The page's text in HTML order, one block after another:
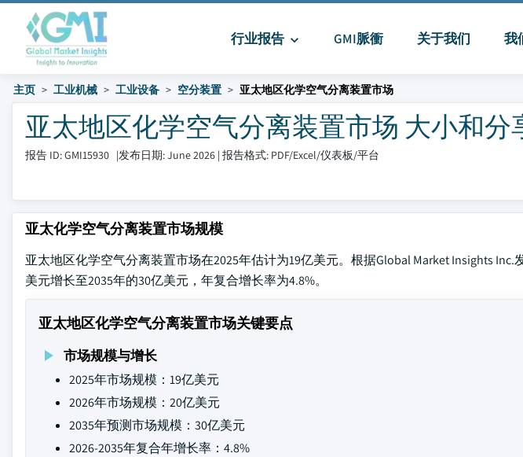
行业报告 GMI脈衝 关于我们 我
主页 工业机械 工业设备 空分装置 亚太地区化学空气分离装置市场
亚太地区化学空气分离装置市场 大小和分
报告 ID: GMI15930 |发布日期: June 2026 | 报告格式: PDF/Excel/仪表板/平台
亚太化学空气分离装置市场规模
亚太地区化学空气分离装置市场在2025年估计为19亿美元。根据Global Market Insights
美元增长至2035年的30亿美元，年复合增长率为4.8%。
亚太地区化学空气分离装置市场关键要点
市场规模与增长
2025年市场规模：19亿美元
2026年市场规模：20亿美元
2035年预测市场规模：30亿美元
2026-2035年复合年增长率：4.8%